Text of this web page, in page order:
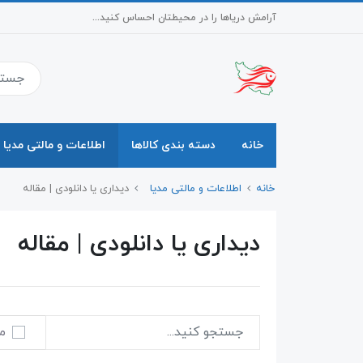
آرامش دریاها را در محیطتان احساس کنید...
خانه دسته بندی کالاها اطلاعات و مالتی مدیا
خانه اطلاعات و مالتی مدیا دیداری یا دانلودی | مقاله
دیداری یا دانلودی | مقاله